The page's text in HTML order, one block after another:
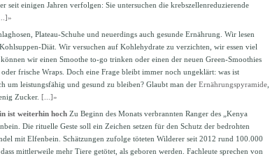
seit einigen Jahren verfolgen: Sie untersuchen die krebszellenreduzierende
Plateau-Schuhe und neuerdings auch gesunde Ernährung. Wir lesen
Diät. Wir versuchen auf Kohlehydrate zu verzichten, wir essen viel
wir einen Smoothe to-go trinken oder einen der neuen Green-Smoothies
frische Wraps. Doch eine Frage bleibt immer noch ungeklärt: was ist
um leistungsfähig und gesund zu bleiben? Glaubt man der Ernährungspyramide,
Zucker. [...]»
ist weiterhin hoch Zu Beginn des Monats verbrannten Ranger des „Kenya
Die rituelle Geste soll ein Zeichen setzen für den Schutz der bedrohten
mit Elfenbein. Schätzungen zufolge töteten Wilderer seit 2012 rund 100.000
mittlerweile mehr Tiere getötet, als geboren werden. Fachleute sprechen von